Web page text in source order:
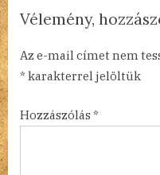
Vélemény,
Az e-mail címet nem
*karakterrel jelöltük
Hozzászólás *